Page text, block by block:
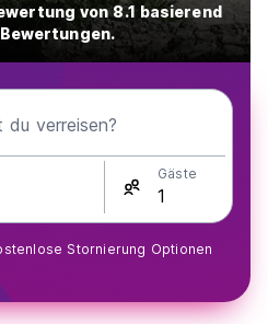
von 8.1 basierend
du verreisen?
Gäste
Stornierung Optionen